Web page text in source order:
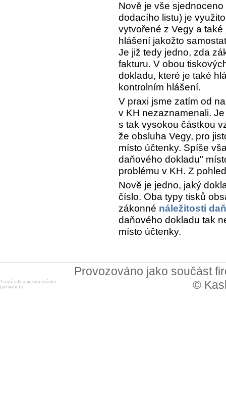
Nově je vše
dodacího listu) je
vytvořené z Vegy a
hlášení jakožto
Je již tedy jedno, zda
fakturu. V obou
dokladu, které je také
kontrolním hlášení.
V praxi jsme zatím od
v KH nezaznamenali.
s tak vysokou částkou
že obsluha Vegy, pro
místo účtenky. Spíše
daňového dokladu"
problému v KH. Z
Nově je jedno, jaký
číslo. Oba typy tisků
zákonné náležitosti
daňového dokladu tak
místo účtenky.
Provozováno jako součást
©
Trvalý odkaz na tuto stránku
(permalink)